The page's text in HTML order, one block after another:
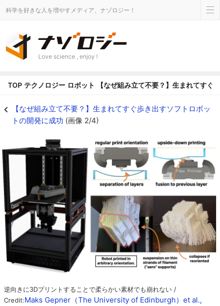
科学を好きな人を増やすメディア、ナゾロジー！
Love science , enjoy !
TOP テクノロジー ロボット 【なぜ組み立て不要？】生まれてすぐ
【なぜ組み立て不要？】生まれてすぐ歩き出すソフトロボッ
トの開発に成功 (画像 2/4)
逆向きに3Dプリントすることで柔らかい素材でも崩れない /
Credit:Maks Gepner（The University of Edinburgh）et al.,